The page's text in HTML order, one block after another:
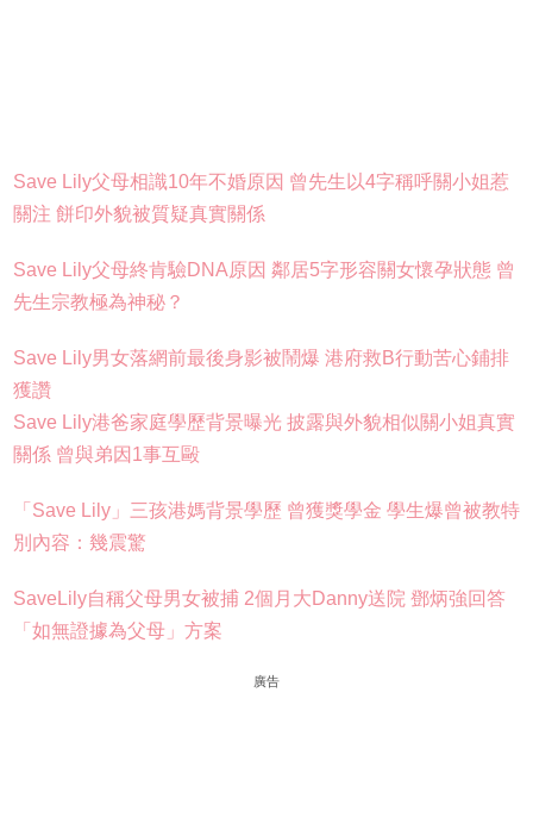
Save Lily父母相識10年不婚原因 曾先生以4字稱呼關小姐惹
關注 餅印外貌被質疑真實關係
Save Lily父母終肯驗DNA原因 鄰居5字形容關女懷孕狀態 曾
先生宗教極為神秘？
Save Lily男女落網前最後身影被鬧爆 港府救B行動苦心鋪排
獲讚
Save Lily港爸家庭學歷背景曝光 披露與外貌相似關小姐真實
關係 曾與弟因1事互毆
「Save Lily」三孩港媽背景學歷 曾獲獎學金 學生爆曾被教特
別內容：幾震驚
SaveLily自稱父母男女被捕 2個月大Danny送院 鄧炳強回答
「如無證據為父母」方案
廣告